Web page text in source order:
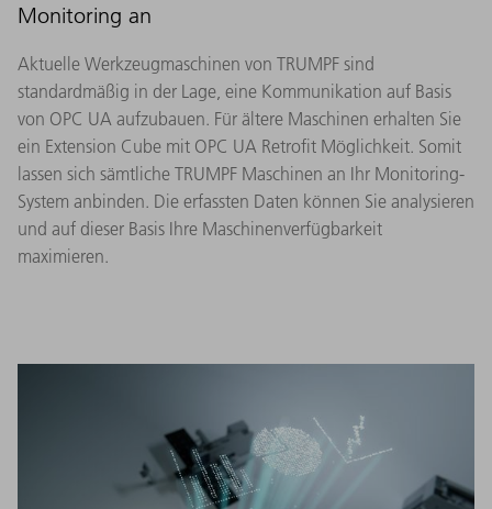
Monitoring an
Aktuelle Werkzeugmaschinen von TRUMPF sind
standardmäßig in der Lage, eine Kommunikation auf Basis
von OPC UA aufzubauen. Für ältere Maschinen erhalten Sie
ein Extension Cube mit OPC UA Retrofit Möglichkeit. Somit
lassen sich sämtliche TRUMPF Maschinen an Ihr Monitoring-
System anbinden. Die erfassten Daten können Sie analysieren
und auf dieser Basis Ihre Maschinenverfügbarkeit
maximieren.